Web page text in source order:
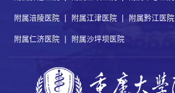
附属涪陵医院 | 附属江津医院 | 附属黔江医院
附属仁济医院 | 附属沙坪坝医院